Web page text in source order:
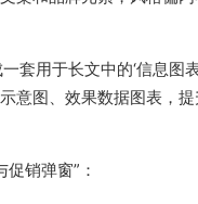
套用于长文中的‘信息图
意图、效果数据图表，
销弹窗”：